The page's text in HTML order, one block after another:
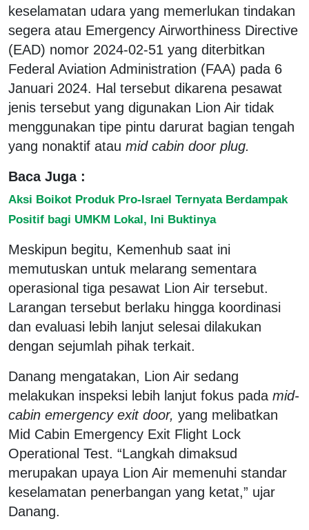
keselamatan udara yang memerlukan tindakan
segera atau Emergency Airworthiness Directive
(EAD) nomor 2024-02-51 yang diterbitkan
Federal Aviation Administration (FAA) pada 6
Januari 2024. Hal tersebut dikarena pesawat
jenis tersebut yang digunakan Lion Air tidak
menggunakan tipe pintu darurat bagian tengah
yang nonaktif atau mid cabin door plug.
Baca Juga :
Aksi Boikot Produk Pro-Israel Ternyata Berdampak
Positif bagi UMKM Lokal, Ini Buktinya
Meskipun begitu, Kemenhub saat ini
memutuskan untuk melarang sementara
operasional tiga pesawat Lion Air tersebut.
Larangan tersebut berlaku hingga koordinasi
dan evaluasi lebih lanjut selesai dilakukan
dengan sejumlah pihak terkait.
Danang mengatakan, Lion Air sedang
melakukan inspeksi lebih lanjut fokus pada mid-
cabin emergency exit door, yang melibatkan
Mid Cabin Emergency Exit Flight Lock
Operational Test. “Langkah dimaksud
merupakan upaya Lion Air memenuhi standar
keselamatan penerbangan yang ketat,” ujar
Danang.